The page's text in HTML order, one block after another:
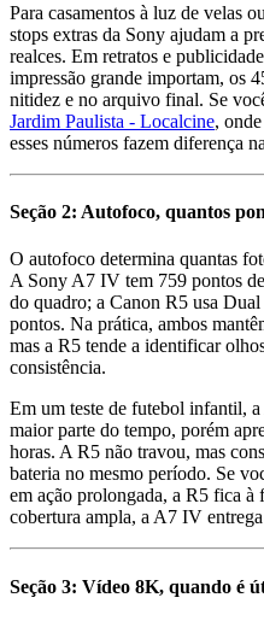
Para casamentos à luz de velas
stops extras da Sony ajudam a
realces. Em retratos e
impressão grande importam, os
nitidez e no arquivo final. Se
Jardim Paulista - Localcine,
esses números fazem diferença
Seção 2: Autofoco, quantos
O autofoco determina quantas
A Sony A7 IV tem 759 pontos
do quadro; a Canon R5 usa
pontos. Na prática, ambos
mas a R5 tende a identificar
consistência.
Em um teste de futebol infantil,
maior parte do tempo, porém
horas. A R5 não travou, mas
bateria no mesmo período. Se
em ação prolongada, a R5 fica à
cobertura ampla, a A7 IV
Seção 3: Vídeo 8K, quando é